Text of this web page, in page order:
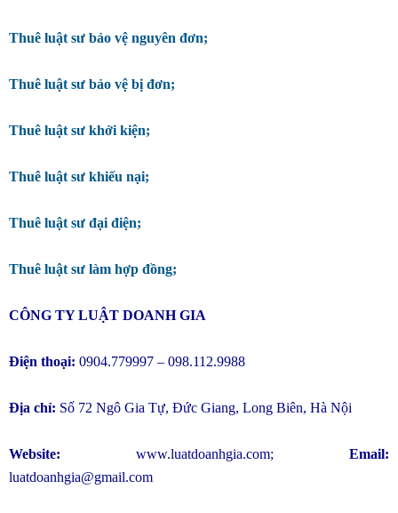
Thuê luật sư bảo vệ nguyên đơn;
Thuê luật sư bảo vệ bị đơn;
Thuê luật sư khởi kiện;
Thuê luật sư khiếu nại;
Thuê luật sư đại điện;
Thuê luật sư làm hợp đồng;
CÔNG TY LUẬT DOANH GIA
Điện thoại: 0904.779997 – 098.112.9988
Địa chỉ: Số 72 Ngô Gia Tự, Đức Giang, Long Biên, Hà Nội
Website: www.luatdoanhgia.com; Email:
luatdoanhgia@gmail.com